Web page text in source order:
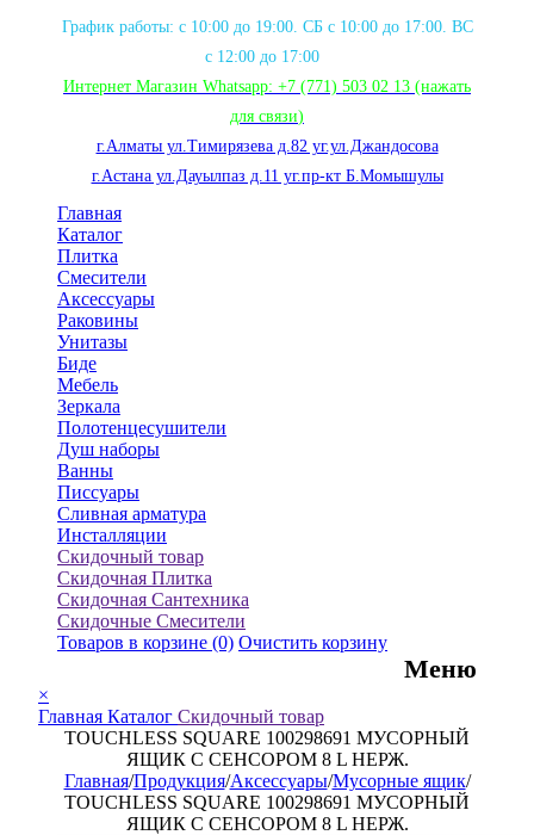
График работы: с 10:00 до 19:00. СБ с 10:00 до 17:00. ВС
с 12:00 до 17:00
Интернет Магазин Whatsapp: +7 (771) 503 02 13 (нажать
для связи)
г.Алматы ул.Тимирязева д.82 уг.ул.Джандосова
г.Астана ул.Дауылпаз д.11 уг.пр-кт Б.Момышулы
Главная
Каталог
Плитка
Смесители
Аксессуары
Раковины
Унитазы
Биде
Мебель
Зеркала
Полотенцесушители
Душ наборы
Ванны
Писсуары
Сливная арматура
Инсталляции
Скидочный товар
Скидочная Плитка
Скидочная Сантехника
Скидочные Смесители
Товаров в корзине (0) Очистить корзину
Меню
×
Главная Каталог Скидочный товар
TOUCHLESS SQUARE 100298691 МУСОРНЫЙ
ЯЩИК С СЕНСОРОМ 8 L НЕРЖ.
Главная/Продукция/Аксессуары/Мусорные ящик/
TOUCHLESS SQUARE 100298691 МУСОРНЫЙ
ЯЩИК С СЕНСОРОМ 8 L НЕРЖ.